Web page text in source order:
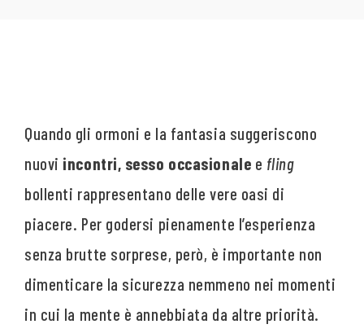
Quando gli ormoni e la fantasia suggeriscono
nuovi incontri, sesso occasionale e fling
bollenti rappresentano delle vere oasi di
piacere. Per godersi pienamente l’esperienza
senza brutte sorprese, però, è importante non
dimenticare la sicurezza nemmeno nei momenti
in cui la mente è annebbiata da altre priorità.